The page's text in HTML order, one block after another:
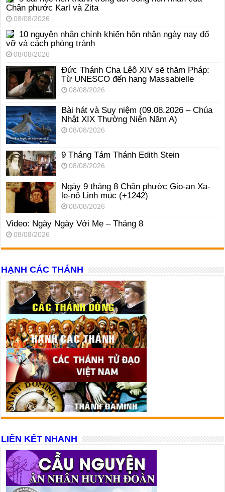
Chân phước Karl và Zita
08/08/2026
10 nguyên nhân chính khiến hôn nhân ngày nay đổ
vỡ và cách phòng tránh
08/08/2026
Đức Thánh Cha Lêô XIV sẽ thăm Pháp:
Từ UNESCO đến hang Massabielle
08/08/2026
Bài hát và Suy niệm (09.08.2026 – Chúa
Nhật XIX Thường Niên Năm A)
08/08/2026
9 Tháng Tám Thánh Edith Stein
08/08/2026
Ngày 9 tháng 8 Chân phước Gio-an Xa-
le-nô Linh mục (+1242)
08/08/2026
Video: Ngày Ngày Với Mẹ – Tháng 8
08/08/2026
HẠNH CÁC THÁNH
LIÊN KẾT NHANH